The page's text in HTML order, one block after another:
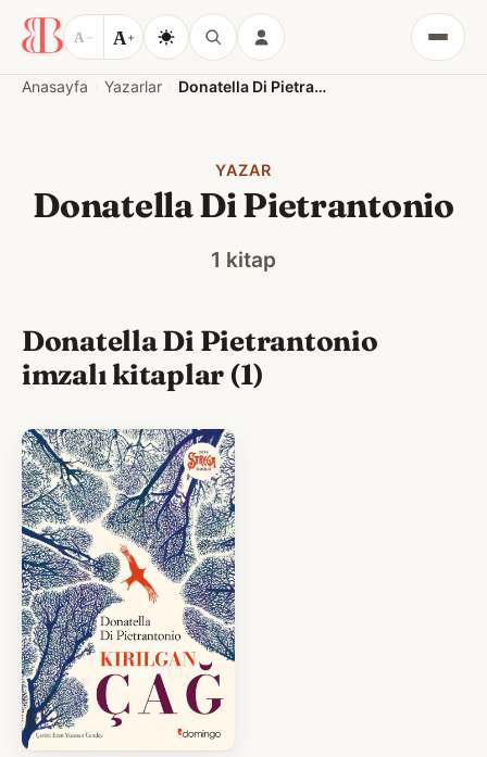
A − A+
Menü
Anasayfa Yazarlar Donatella Di Pietrantonio
YAZAR
Donatella Di Pietrantonio
1 kitap
Donatella Di Pietrantonio
imzalı kitaplar (1)